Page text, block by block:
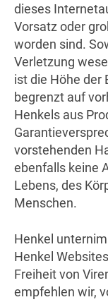
dieses
Vorsatz oder
worden sind.
Verletzung
ist die Höhe der
begrenzt auf
Henkels aus
vorstehenden
ebenfalls keine
Lebens, des
Menschen.
Henkel
Henkel
Freiheit von
empfehlen wir,